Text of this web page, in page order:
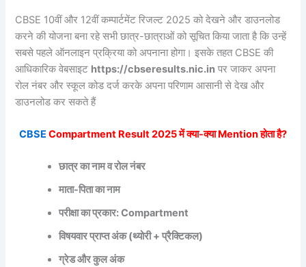
CBSE 10वीं और 12वीं कम्पार्टमेंट रिजल्ट 2025 को देखने और डाउनलोड
करने की योजना बना रहे सभी छात्र-छात्राओं को सूचित किया जाता है कि उन्हें
सबसे पहले ऑनलाइन प्रक्रिया को अपनाना होगा। इसके तहत CBSE की
आधिकारिक वेबसाइट https://cbseresults.nic.in पर जाकर अपना
रोल नंबर और स्कूल कोड दर्ज करके अपना परिणाम आसानी से देख और
डाउनलोड कर सकते हैं
CBSE Compartment Result 2025 में क्या-क्या Mention होता है?
छात्र का नाम व रोल नंबर
माता-पिता का नाम
परीक्षा का प्रकार: Compartment
विषयवार प्राप्त अंक (थ्योरी + प्रैक्टिकल)
ग्रेड और कुल अंक